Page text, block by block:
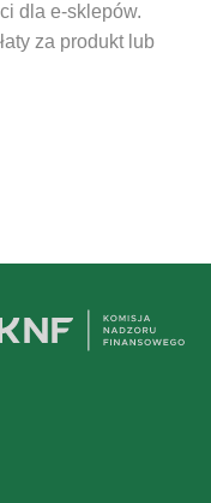
dla e-sklepów.
za produkt lub